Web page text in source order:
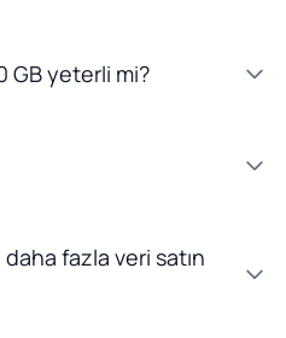
GB yeterli mi?
fazla veri satın